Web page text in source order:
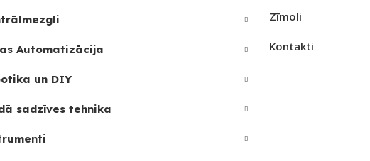
Automatizācija
un DIY
sadzīves tehnika
Zīmoli
Kontakti